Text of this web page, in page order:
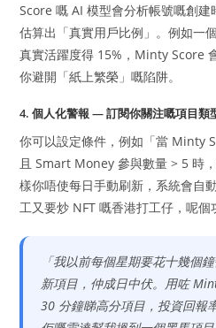
Score 嘅 AI 模型會分析帳號嘅創建
估算出「真實用戶比例」。例如一
真實活躍度得 15%，Minty Score
你避開「紙上繁榮」嘅陷阱。
4. 個人化警報 — 訂閱你關注嘅項目類
你可以設定條件，例如「當 Minty
且 Smart Money 參與數量 > 5 時
樣你唔使每日手動刷新，系統會自
工又要炒 NFT 嘅香港打工仔，呢個
「我以前每個星期要花十幾個
新項目，仲成日中伏。用咗
30 分鐘睇高分項目，投資回報